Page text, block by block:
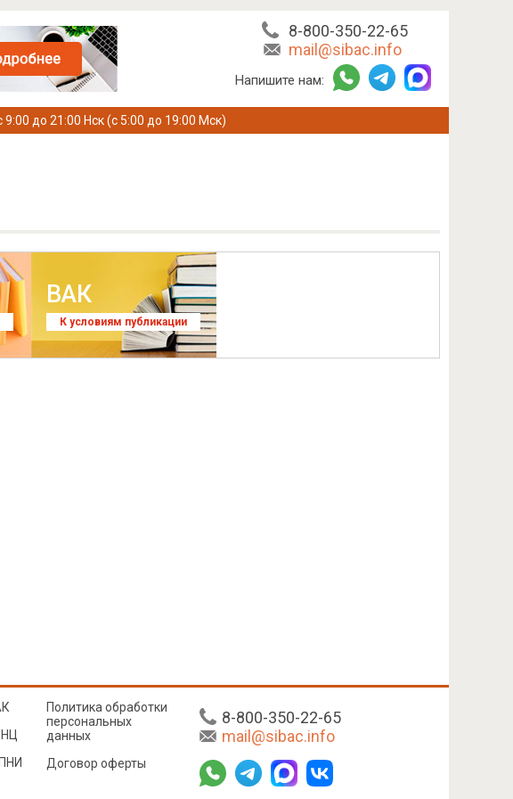
8-800-350-22-65
mail@sibac.info
Напишите нам:
до 21:00 Нск (с 5:00 до 19:00 Мск)
ВАК
К условиям публикации
8-800-350-22-65
mail@sibac.info
Политика обработки
персональных
данных
Договор оферты